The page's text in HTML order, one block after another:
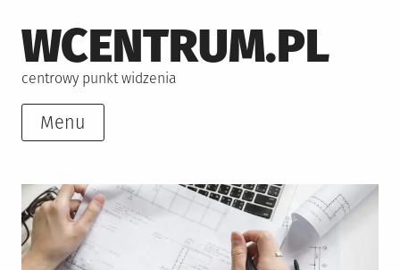
to
content
WCENTRUM.PL
centrowy punkt widzenia
Menu